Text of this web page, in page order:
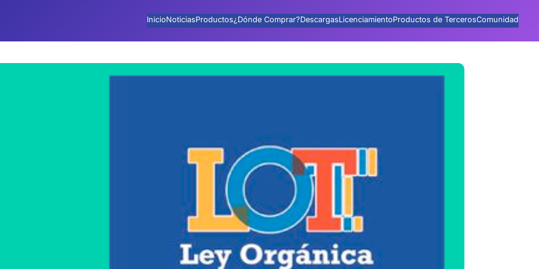
InicioNoticiasProductos¿Dónde Comprar?DescargasLicenciamientoProductos de TercerosComunidad